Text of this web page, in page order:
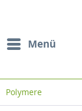
Menü
Polymere